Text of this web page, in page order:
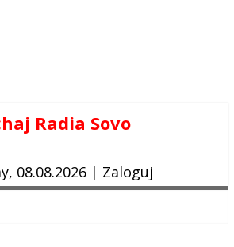
Radia Sovo
08.08.2026 | Zaloguj